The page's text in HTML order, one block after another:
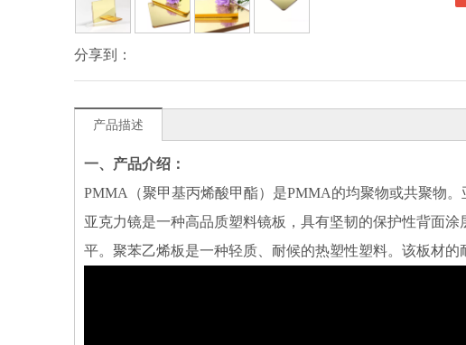
分享到：
产品描述
一、产品介绍：
PMMA（聚甲基丙烯酸甲酯）是PMMA的均聚物或共聚物
亚克力镜是一种高品质塑料镜板，具有坚韧的保护性背面
平。聚苯乙烯板是一种轻质、耐候的热塑性塑料。该板材的